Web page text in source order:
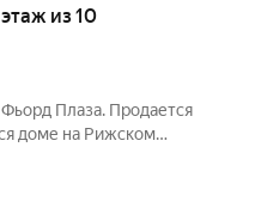
из 10
Плаза. Продается
доме на Рижском
своими парками,